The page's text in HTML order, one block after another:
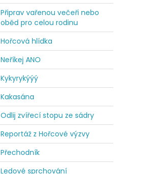
Připrav vařenou večeři nebo
oběd pro celou rodinu
Hořcová hlídka
Neříkej ANO
Kykyrykýýý
Kakasána
Odlij zvířecí stopu ze sádry
Reportáž z Hořcové výzvy
Přechodník
Ledové sprchování